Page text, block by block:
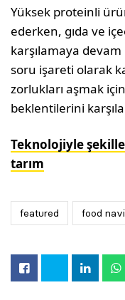
Yüksek proteinli
ederken, gıda ve
karşılamaya
soru işareti olarak
zorlukları aşmak
beklentilerini
Teknolojiyle
tarım
featured food